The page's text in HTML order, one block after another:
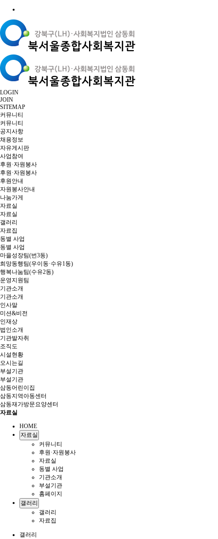
LOGIN
JOIN
SITEMAP
커뮤니티
커뮤니티
공지사항
채용정보
자유게시판
사업참여
후원·자원봉사
후원·자원봉사
후원안내
자원봉사안내
나눔가게
자료실
자료실
갤러리
자료집
동별 사업
동별 사업
마을성장팀(번3동)
희망동행팀(우이동·수유1동)
행복나눔팀(수유2동)
운영지원팀
기관소개
기관소개
인사말
미션&비전
인재상
법인소개
기관발자취
조직도
시설현황
오시는길
부설기관
부설기관
삼동어린이집
삼동지역아동센터
삼동재가방문요양센터
자료실
HOME
자료실
커뮤니티
후원·자원봉사
자료실
동별 사업
기관소개
부설기관
홈페이지
갤러리
갤러리
자료집
갤러리